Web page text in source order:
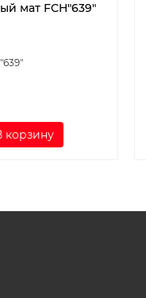
мат FCH"639"
корзину